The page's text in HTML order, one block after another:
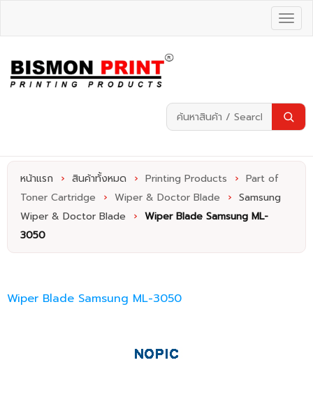
หน้าแรก › สินค้าทั้งหมด › Printing Products › Part of
Toner Cartridge
› Wiper & Doctor Blade › Samsung
Wiper & Doctor Blade
› Wiper Blade Samsung ML-
3050
Wiper Blade Samsung ML-3050